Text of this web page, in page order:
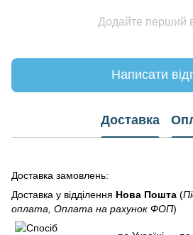
Додайте перший
Написати
Доставка
Доставка замовлень:
Доставка у відділення Нова Пошта (
оплата, Оплата на рахунок ФОП)